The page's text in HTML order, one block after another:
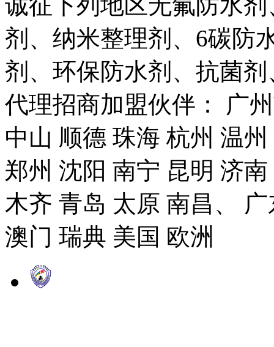
诚征下列地区无氟防水
剂、纳米整理剂、6碳防
剂、环保防水剂、抗菌
代理招商加盟伙伴： 广
中山 顺德 珠海 杭州 温
郑州 沈阳 南宁 昆明 济
木齐 青岛 太原 南昌、
澳门 瑞典 美国 欧洲